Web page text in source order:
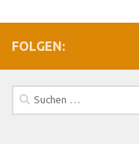
FOLGEN:
Suchen
nach: